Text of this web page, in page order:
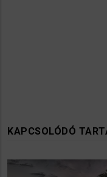
KAPCSOLÓDÓ